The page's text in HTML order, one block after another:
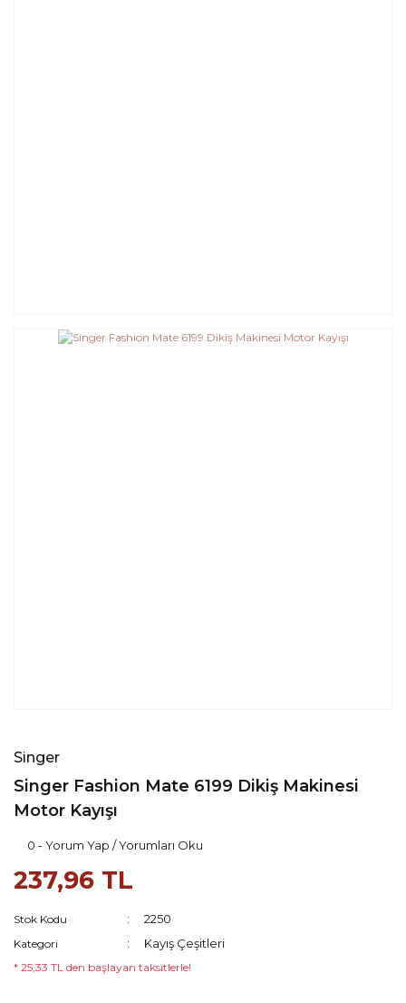
Singer
Singer Fashion Mate 6199 Dikiş Makinesi
Motor Kayışı
0 - Yorum Yap / Yorumları Oku
237,96 TL
Stok Kodu 2250
Kategori Kayış Çeşitleri
* 25,33 TL den başlayan taksitlerle!